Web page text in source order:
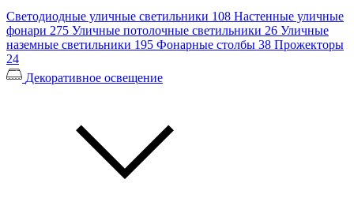
Светодиодные уличные светильники 108 Настенные уличные
фонари 275 Уличные потолочные светильники 26 Уличные
наземные светильники 195 Фонарные столбы 38 Прожекторы
24
Декоративное освещение